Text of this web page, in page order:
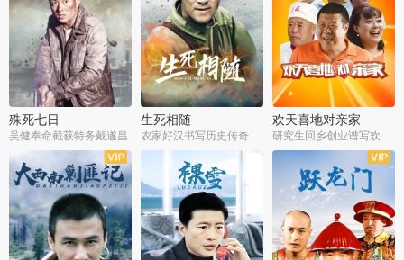
殊死七日
吴健奉命截获特务戴遂昌
生死相随
农家好汉书写历史传奇
欢天喜地对亲家
全21集 全30集